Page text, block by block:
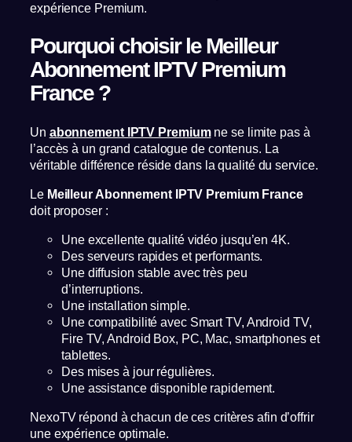
expérience Premium.
Pourquoi choisir le Meilleur
Abonnement IPTV Premium
France ?
Un abonnement IPTV Premiumne se limite pas à
l’accès à un grand catalogue de contenus. La
véritable différence réside dans la qualité du service.
Le Meilleur Abonnement IPTV Premium France
doit proposer :
Une excellente qualité vidéo jusqu’en 4K.
Des serveurs rapides et performants.
Une diffusion stable avec très peu
d’interruptions.
Une installation simple.
Une compatibilité avec Smart TV, Android TV,
Fire TV, Android Box, PC, Mac, smartphones et
tablettes.
Des mises à jour régulières.
Une assistance disponible rapidement.
NexoTV répond à chacun de ces critères afin d’offrir
une expérience optimale.